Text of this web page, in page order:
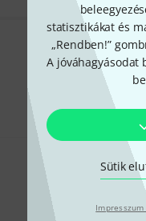
statisztikákat és
„Rendben!”
A jóváhagyásodat
Sütik
Impresszum
Megosztás